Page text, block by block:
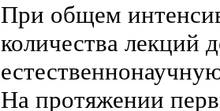
При общем
количества лекций
На протяжении